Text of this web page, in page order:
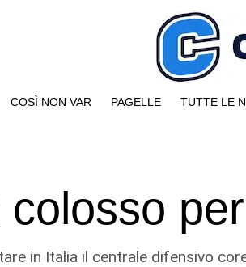
COSÌ NON VAR PAGELLE TUTTE LE
in Italia il centrale difensivo